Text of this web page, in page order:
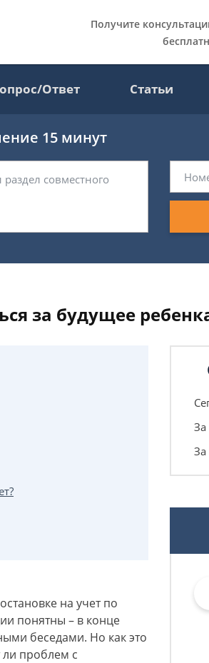
Получите
Ответ Статьи
15 минут
за будущее
на учет по
понятны – в конце
беседами. Но как это
ли проблем с
За
За